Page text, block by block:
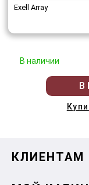
Exell Array
В наличии
В
КЛИЕНТАМ